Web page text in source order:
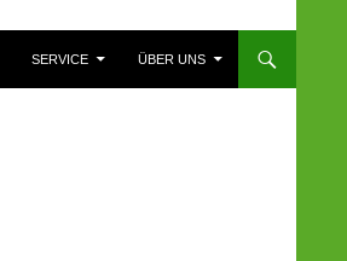
SERVICE ÜBER UNS